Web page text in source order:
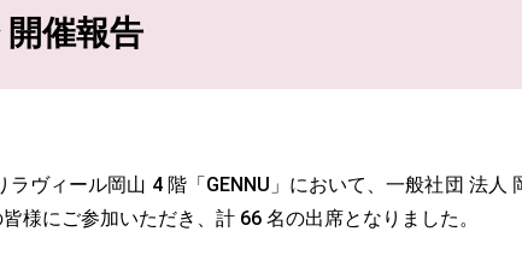
開催報告
ラヴィール岡山 4 階「GENNU」において、一般社団 法
様にご参加いただき、計 66 名の出席となりました。